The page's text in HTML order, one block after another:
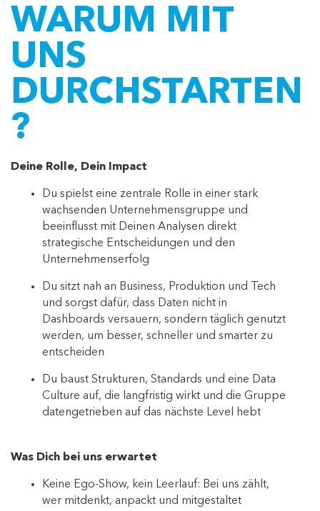
WARUM MIT
UNS
DURCHSTARTEN
?
Deine Rolle, Dein Impact
Du spielst eine zentrale Rolle in einer stark
wachsenden Unternehmensgruppe und
beeinflusst mit Deinen Analysen direkt
strategische Entscheidungen und den
Unternehmenserfolg
Du sitzt nah an Business, Produktion und Tech
und sorgst dafür, dass Daten nicht in
Dashboards versauern, sondern täglich genutzt
werden, um besser, schneller und smarter zu
entscheiden
Du baust Strukturen, Standards und eine Data
Culture auf, die langfristig wirkt und die Gruppe
datengetrieben auf das nächste Level hebt
Was Dich bei uns erwartet
Keine Ego-Show, kein Leerlauf: Bei uns zählt,
wer mitdenkt, anpackt und mitgestaltet